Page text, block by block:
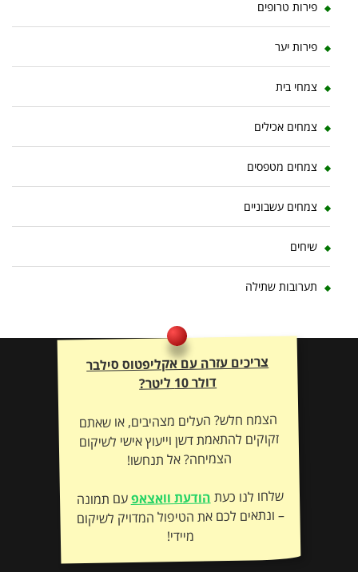
פירות טרופים
פירות יער
צמחי בית
צמחים אכילים
צמחים מטפסים
צמחים עשבוניים
שיחים
תערובות שתילה
צריכים עזרה עם אקליפטוס סילבר
דולר 10 ליטר?
הצמח חלש? העלים מצהיבים, או שאתם
זקוקים להתאמת דשן וייעוץ אישי לשיקום
הצמיחה? אל תנחשו!
שלחו לנו כעתהודעת וואצאפעם תמונה
– ונתאים לכם את הטיפול המדויק לשיקום
מיידי!